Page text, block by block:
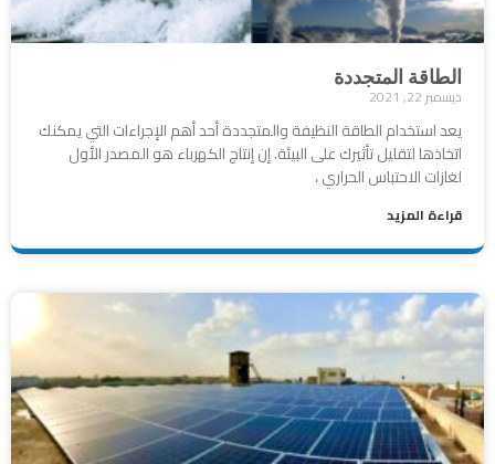
الطاقة المتجددة
ديسمبر 22, 2021
يعد استخدام الطاقة النظيفة والمتجددة أحد أهم الإجراءات التي يمكنك
اتخاذها لتقليل تأثيرك على البيئة. إن إنتاج الكهرباء هو المصدر الأول
لغازات الاحتباس الحراري ،
قراءة المزيد